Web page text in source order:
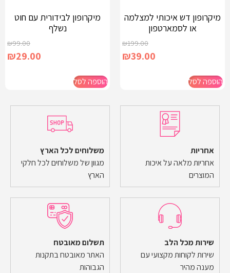
מיקרופון דש איכותי למצלמה
או לסמארטפון
₪199.00
₪39.00
הוספה לסל
מיקרופון לבידורית עם חוט
נשלף
₪99.00
₪29.00
הוספה לסל
אחריות
אחריות מלאה על איכות
המוצרים
משלוחים לכל הארץ
מגוון של משלוחים לכל חלקי
הארץ
שירות מכל הלב
שירות לקוחות מקצועי עם
מענה מהיר
תשלום מאובטח
האתר מאובטח בתקנות
הגבוהות